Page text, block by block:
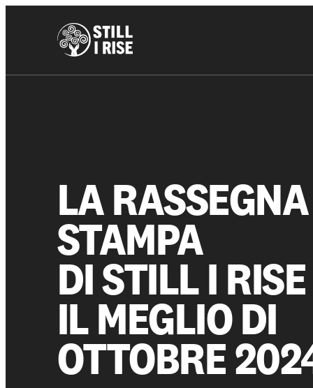
Chi siamo
LA RASSEGNA
STAMPA
DI STILL I RISE
IL MEGLIO DI
OTTOBRE